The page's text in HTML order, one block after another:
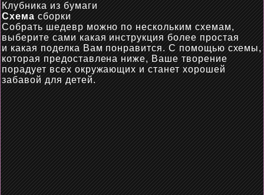
Клубника из бумаги
Схемасборки
Собрать шедевр можно по нескольким схемам,
выберите самикакаяинструкция более простая
икакаяподелка Вам понравится. С помощью схемы,
которая предоставлена ниже,Вашетворение
порадует всех окружающих и станет хорошей
забавой для детей.